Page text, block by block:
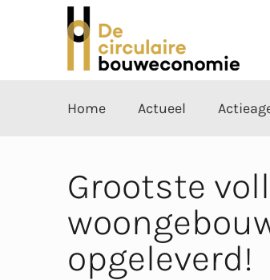
Home Actueel
Grootste
opgeleverd!